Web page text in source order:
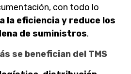
con todo lo
la eficiencia y reduce los
de suministros.
se benefician del TMS